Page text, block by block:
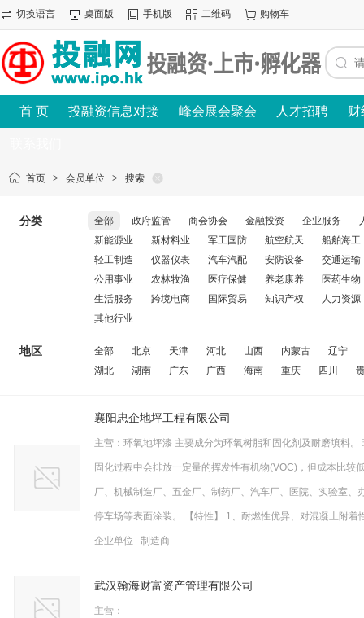
切换语言 桌面版 手机版 二维码 购物车
首 页 投融资信息对接 峰会展会聚会 人才招聘 财
首页 > 会员单位 > 搜索
分类 全部 政府监管 商会协会 金融投资 企业服务
新能源业
新材料业 军工国防 航空航天
船舶海工
轻工制造
仪器仪表 汽车汽配 安防设备
交通运输
公用事业
农林牧渔 医疗保健 养老康养
医药生物
生活服务
跨境电商 国际贸易 知识产权
人力资源
其他行业
地区 全部 北京 天津 河北 山西 内蒙古
辽宁
湖北
湖南 广东 广西 海南 重庆 四川
襄阳忠企地坪工程有限公司
主营：环氧地坪漆 主要成分为环氧树脂和固化剂及耐磨填料
固化过程中会排放一定量的挥发性有机物(VOC)，但成本比
厂、机械制造厂、五金厂、制药厂、汽车厂、医院、实验室
停车场等表面涂装。 【特性】 1、耐燃性优异、对混凝土附着
企业单位 制造商
武汉翰海财富资产管理有限公司
主营：